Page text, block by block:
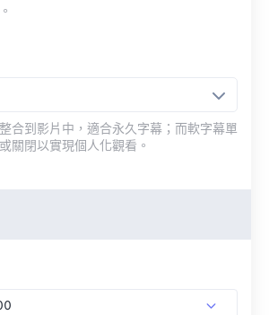
合到影片中，適合永久字幕；而軟字幕單
關閉以實現個人化觀看。